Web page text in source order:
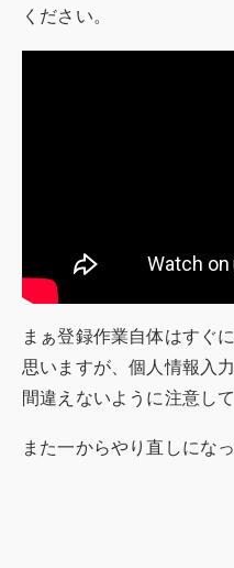
ください。
まぁ登録作業自体はすぐ
思いますが、個人情報入
間違えないように注意し
また一からやり直しにな